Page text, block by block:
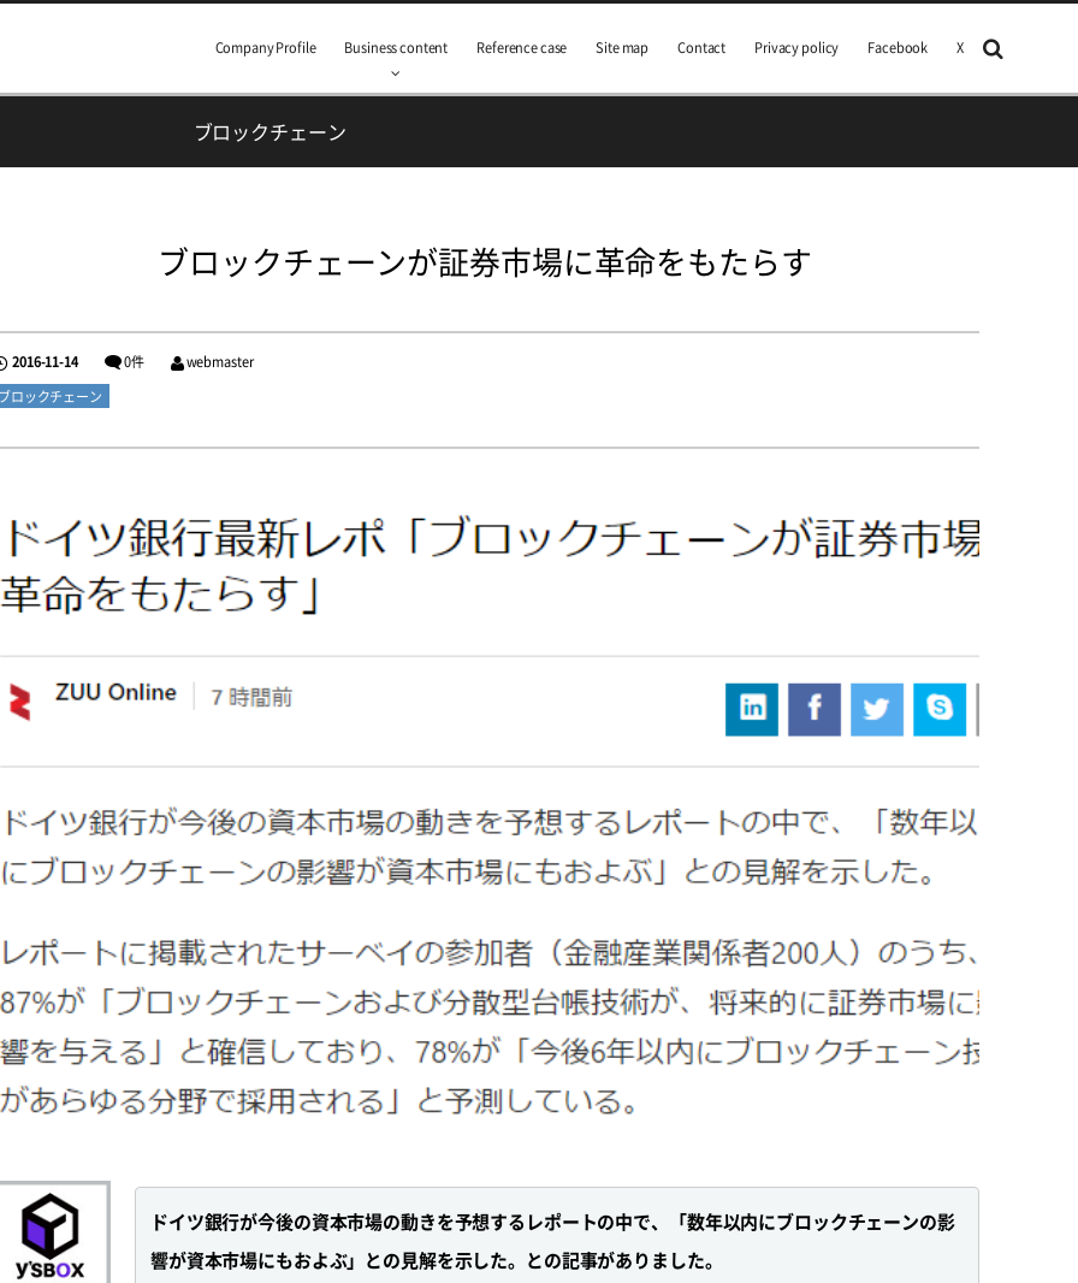
Company Profile Business content Reference case Site map Contact Privacy policy Facebook X
ブロックチェーン
ブロックチェーンが証券市場に革命をもたらす
2016-11-14 0件
webmaster
ロックチェーン
ドイツ銀行が今後の資本市場の動きを予想するレポートの中で、「数年以内にブロックチェーンの影
響が資本市場にもおよぶ」との見解を示した。との記事がありました。